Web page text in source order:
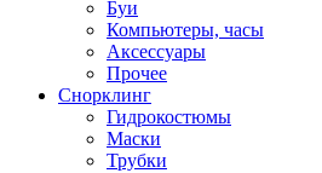
Буи
Компьютеры, часы
Аксессуары
Прочее
Снорклинг
Гидрокостюмы
Маски
Трубки